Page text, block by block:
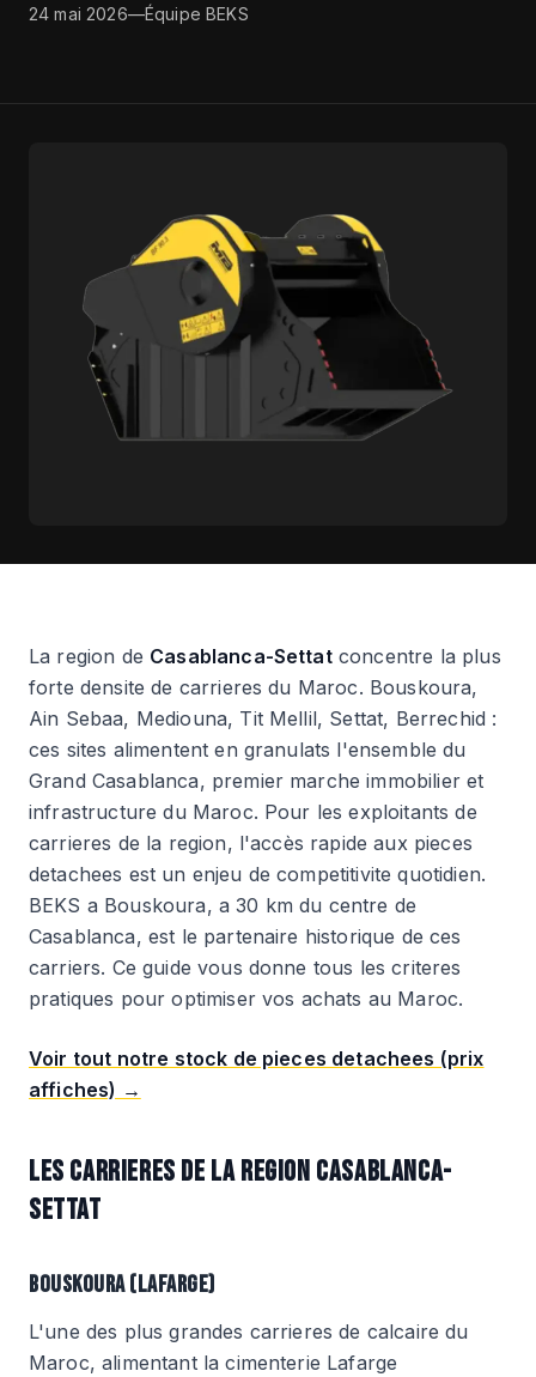
24 mai 2026—Équipe BEKS
La region de Casablanca-Settatconcentre la plus
forte densite de carrieres du Maroc. Bouskoura,
Ain Sebaa, Mediouna, Tit Mellil, Settat, Berrechid :
ces sites alimentent en granulats l'ensemble du
Grand Casablanca, premier marche immobilier et
infrastructure du Maroc. Pour les exploitants de
carrieres de la region, l'accès rapide aux pieces
detachees est un enjeu de competitivite quotidien.
BEKS a Bouskoura, a 30 km du centre de
Casablanca, est le partenaire historique de ces
carriers. Ce guide vous donne tous les criteres
pratiques pour optimiser vos achats au Maroc.
Voir tout notre stock de pieces detachees (prix
affiches) →
LES CARRIERES DE LA REGION CASABLANCA-
SETTAT
BOUSKOURA (LAFARGE)
L'une des plus grandes carrieres de calcaire du
Maroc, alimentant la cimenterie Lafarge